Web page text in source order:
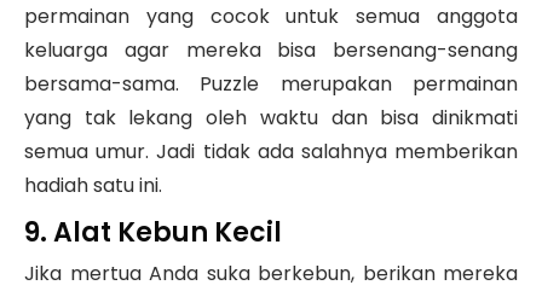
permainan yang cocok untuk semua anggota
keluarga agar mereka bisa bersenang-senang
bersama-sama. Puzzle merupakan permainan
yang tak lekang oleh waktu dan bisa dinikmati
semua umur. Jadi tidak ada salahnya memberikan
hadiah satu ini.
9. Alat Kebun Kecil
Jika mertua Anda suka berkebun, berikan mereka